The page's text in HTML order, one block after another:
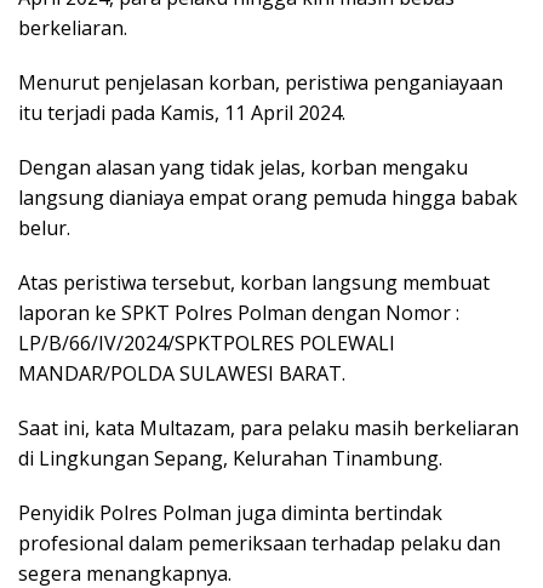
berkeliaran.
Menurut penjelasan korban, peristiwa penganiayaan
itu terjadi pada Kamis, 11 April 2024.
Dengan alasan yang tidak jelas, korban mengaku
langsung dianiaya empat orang pemuda hingga babak
belur.
Atas peristiwa tersebut, korban langsung membuat
laporan ke SPKT Polres Polman dengan Nomor :
LP/B/66/IV/2024/SPKTPOLRES POLEWALI
MANDAR/POLDA SULAWESI BARAT.
Saat ini, kata Multazam, para pelaku masih berkeliaran
di Lingkungan Sepang, Kelurahan Tinambung.
Penyidik Polres Polman juga diminta bertindak
profesional dalam pemeriksaan terhadap pelaku dan
segera menangkapnya.